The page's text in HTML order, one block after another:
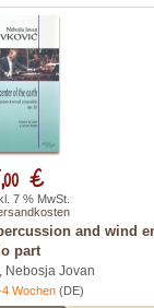
and wind
part
Nebosja Jovan
4 Wochen(DE)
€
7 % MwSt.